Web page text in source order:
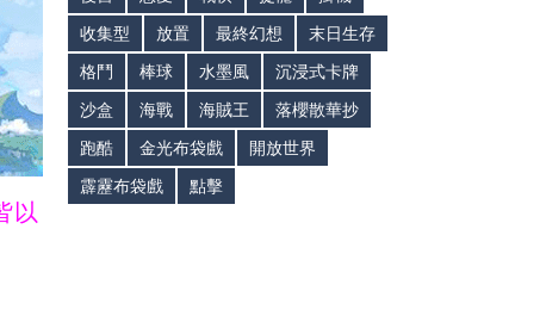
以
收集型
放置 最終幻想
末日生存
格鬥
棒球 水墨風
沉浸式卡牌
沙盒
海戰 海賊王
落櫻散華抄
跑酷
金光布袋戲
開放世界
霹靂布袋戲
點擊